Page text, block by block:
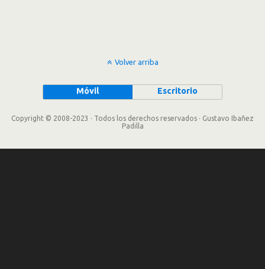
Volver arriba
Móvil Escritorio
Copyright © 2008-2023 · Todos los derechos reservados · Gustavo Ibañez
Padilla